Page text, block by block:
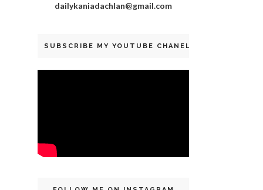
dailykaniadachlan@gmail.com
SUBSCRIBE MY YOUTUBE CHANEL